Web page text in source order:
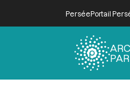
PerséePortail